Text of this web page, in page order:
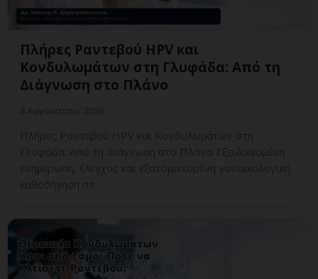
Πλήρες Ραντεβού HPV και
Κονδυλωμάτων στη Γλυφάδα: Από τη
Διάγνωση στο Πλάνο
Πλήρες Ραντεβού HPV και Κονδυλωμάτων στη
Γλυφάδα: Από τη Διάγνωση στο Πλάνο Εξειδικευμένη
ενημέρωση, έλεγχος και εξατομικευμένη γυναικολογική
καθοδήγηση στ